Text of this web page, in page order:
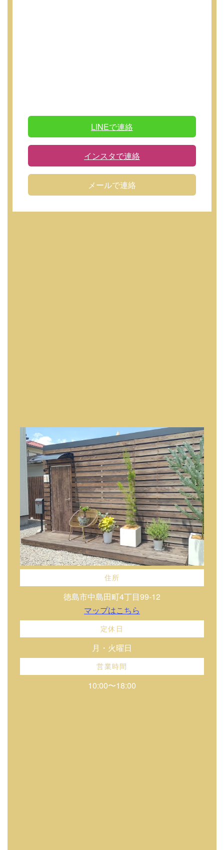
LINEで連絡
インスタで連絡
メールで連絡
住所
徳島市中島田町4丁目99-12
マップはこちら
定休日
月・火曜日
営業時間
10:00〜18:00